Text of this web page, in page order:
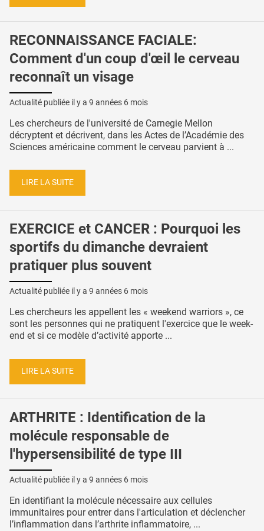
RECONNAISSANCE FACIALE:
Comment d'un coup d'œil le cerveau
reconnaît un visage
Actualité publiée il y a 9 années 6 mois
Les chercheurs de l'université de Carnegie Mellon
décryptent et décrivent, dans les Actes de l’Académie des
Sciences américaine comment le cerveau parvient à ...
LIRE LA SUITE
EXERCICE et CANCER : Pourquoi les
sportifs du dimanche devraient
pratiquer plus souvent
Actualité publiée il y a 9 années 6 mois
Les chercheurs les appellent les « weekend warriors », ce
sont les personnes qui ne pratiquent l'exercice que le week-
end et si ce modèle d’activité apporte ...
LIRE LA SUITE
ARTHRITE : Identification de la
molécule responsable de
l'hypersensibilité de type III
Actualité publiée il y a 9 années 6 mois
En identifiant la molécule nécessaire aux cellules
immunitaires pour entrer dans l'articulation et déclencher
l’inflammation dans l’arthrite inflammatoire, ...